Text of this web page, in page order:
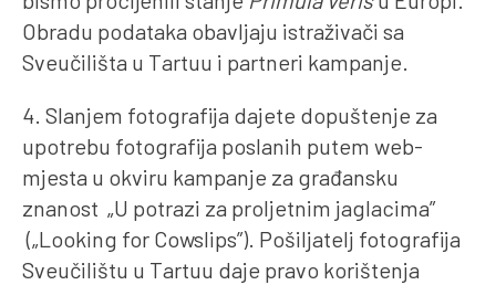
Obradu podataka obavljaju istraživači sa
Sveučilišta u Tartuu i partneri kampanje.
4. Slanjem fotografija dajete dopuštenje za
upotrebu fotografija poslanih putem web-
mjesta u okviru kampanje za građansku
znanost „U potrazi za proljetnim jaglacima”
(„Looking for Cowslips”). Pošiljatelj fotografija
Sveučilištu u Tartuu daje pravo korištenja